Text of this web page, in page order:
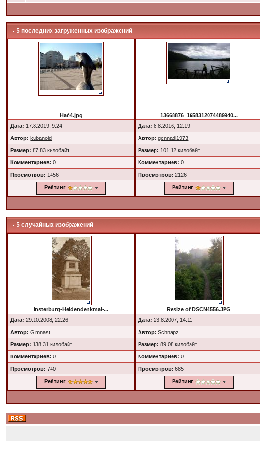
5 последних загруженных изображений
Наб4.jpg
Дата: 17.8.2019, 9:24
Автор: kubanoid
Размер: 87.83 килобайт
Комментариев: 0
Просмотров: 1456
Рейтинг
13668876_1658312074489940...
Дата: 8.8.2016, 12:19
Автор: gennadi1973
Размер: 101.12 килобайт
Комментариев: 0
Просмотров:2126
Рейтинг
5 случайных изображений
Insterburg-Heldendenkmal-...
Дата: 29.10.2008, 22:26
Автор: Gimnast
Размер: 138.31 килобайт
Комментариев: 0
Просмотров:740
Рейтинг
Resize of DSCN4556.JPG
Дата: 23.8.2007, 14:11
Автор: Schnapz
Размер: 89.08 килобайт
Комментариев: 0
Просмотров:685
Рейтинг